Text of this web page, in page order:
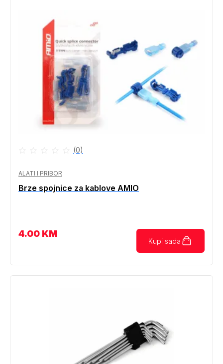
(0)
ALATI I PRIBOR
Brze spojnice za kablove AMIO
4.00 KM
Kupi sada